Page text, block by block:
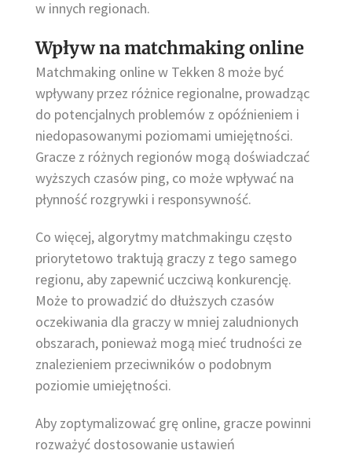
w innych regionach.
Wpływ na matchmaking online
Matchmaking online w Tekken 8 może być
wpływany przez różnice regionalne, prowadząc
do potencjalnych problemów z opóźnieniem i
niedopasowanymi poziomami umiejętności.
Gracze z różnych regionów mogą doświadczać
wyższych czasów ping, co może wpływać na
płynność rozgrywki i responsywność.
Co więcej, algorytmy matchmakingu często
priorytetowo traktują graczy z tego samego
regionu, aby zapewnić uczciwą konkurencję.
Może to prowadzić do dłuższych czasów
oczekiwania dla graczy w mniej zaludnionych
obszarach, ponieważ mogą mieć trudności ze
znalezieniem przeciwników o podobnym
poziomie umiejętności.
Aby zoptymalizować grę online, gracze powinni
rozważyć dostosowanie ustawień